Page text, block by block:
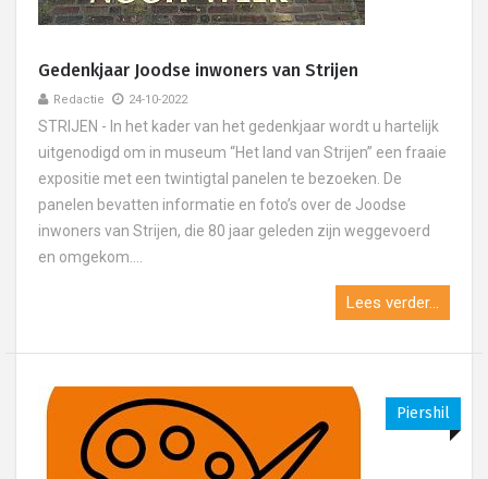
Gedenkjaar Joodse inwoners van Strijen
Redactie 24-10-2022
STRIJEN - In het kader van het gedenkjaar wordt u hartelijk
uitgenodigd om in museum “Het land van Strijen” een fraaie
expositie met een twintigtal panelen te bezoeken. De
panelen bevatten informatie en foto’s over de Joodse
inwoners van Strijen, die 80 jaar geleden zijn weggevoerd
en omgekom....
Lees verder...
Piershil